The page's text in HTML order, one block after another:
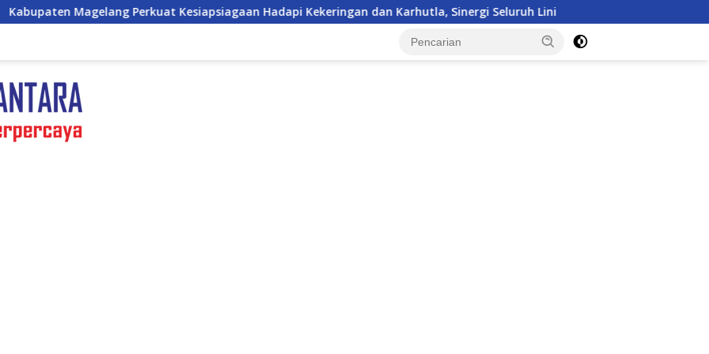
Perkuat Kesiapsiagaan Hadapi Kekeringan dan Karhutla, Sinergi Seluruh Lini Kepulangan Satgas Kizi TNI Kontingen